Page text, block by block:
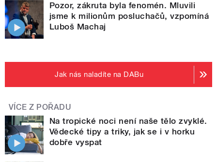
Pozor, zákruta byla fenomén. Mluvili
jsme k milionům posluchačů, vzpomíná
Luboš Machaj
Jak nás naladíte na DABu
VÍCE Z POŘADU
Na tropické noci není naše tělo zvyklé.
Vědecké tipy a triky, jak se i v horku
dobře vyspat